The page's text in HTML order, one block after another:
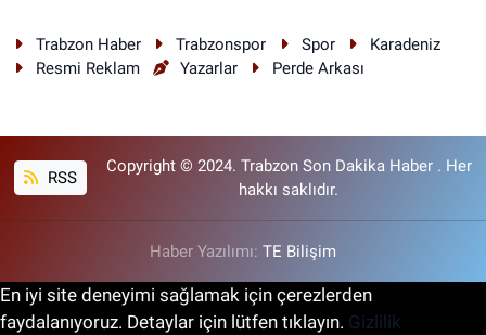
Trabzon Haber Trabzonspor Spor
Karadeniz
Resmi Reklam
Yazarlar Perde Arkası
RSS
Copyright © 2024. Trabzon Son Dakika Haber . Her
hakkı saklıdır.
Haber Yazılımı: TE Bilişim
En iyi site deneyimi sağlamak için çerezlerden
faydalanıyoruz. Detaylar için lütfen tıklayın. Gizlilik